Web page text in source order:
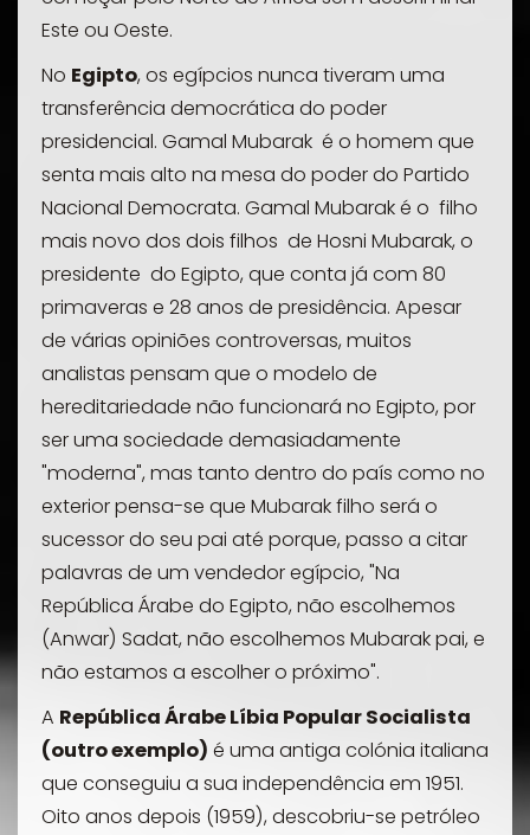
Este ou Oeste.
No Egipto, os egípcios nunca tiveram uma
transferência democrática do poder
presidencial. Gamal Mubarak é o homem que
senta mais alto na mesa do poder do Partido
Nacional Democrata. Gamal Mubarak é o filho
mais novo dos dois filhos de Hosni Mubarak, o
presidente do Egipto, que conta já com 80
primaveras e 28 anos de presidência. Apesar
de várias opiniões controversas, muitos
analistas pensam que o modelo de
hereditariedade não funcionará no Egipto, por
ser uma sociedade demasiadamente
"moderna", mas tanto dentro do país como no
exterior pensa-se que Mubarak filho será o
sucessor do seu pai até porque, passo a citar
palavras de um vendedor egípcio, "Na
República Árabe do Egipto, não escolhemos
(Anwar) Sadat, não escolhemos Mubarak pai, e
não estamos a escolher o próximo".
A República Árabe Líbia Popular Socialista
(outro exemplo) é uma antiga colónia italiana
que conseguiu a sua independência em 1951.
Oito anos depois (1959), descobriu-se petróleo